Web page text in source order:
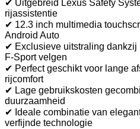
✔ Uitgebreid Lexus Safety
rijassistentie
✔ 12.3 inch multimedia
Android Auto
✔ Exclusieve uitstraling dankzij
F-Sport velgen
✔ Perfect geschikt voor lange
rijcomfort
✔ Lage gebruikskosten
duurzaamheid
✔ Ideale combinatie van
verfijnde technologie